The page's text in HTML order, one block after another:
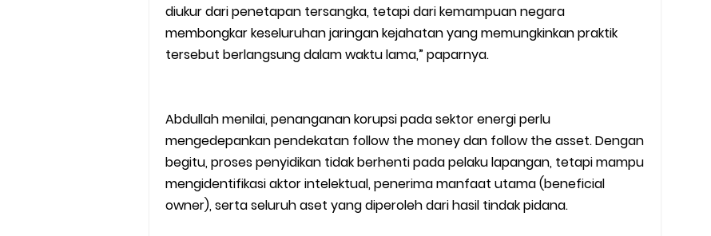
diukur dari penetapan tersangka, tetapi dari kemampuan negara
membongkar keseluruhan jaringan kejahatan yang memungkinkan praktik
tersebut berlangsung dalam waktu lama,” paparnya.
Abdullah menilai, penanganan korupsi pada sektor energi perlu
mengedepankan pendekatan follow the money dan follow the asset. Dengan
begitu, proses penyidikan tidak berhenti pada pelaku lapangan, tetapi mampu
mengidentifikasi aktor intelektual, penerima manfaat utama (beneficial
owner), serta seluruh aset yang diperoleh dari hasil tindak pidana.